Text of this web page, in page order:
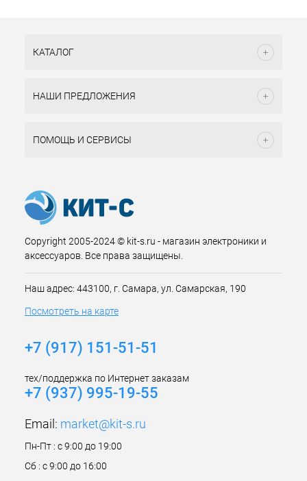
КАТАЛОГ
НАШИ ПРЕДЛОЖЕНИЯ
ПОМОЩЬ И СЕРВИСЫ
Copyright 2005-2024 © kit-s.ru - магазин электроники и
аксессуаров. Все права защищены.
Наш адрес: 443100, г. Самара, ул. Самарская, 190
Посмотреть на карте
+7 (917) 151-51-51
тех/поддержка по Интернет заказам
+7 (937) 995-19-55
Email: market@kit-s.ru
Пн-Пт : с 9:00 до 19:00
Сб : с 9:00 до 16:00